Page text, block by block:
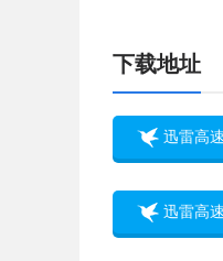
下载地址
迅雷高
迅雷高